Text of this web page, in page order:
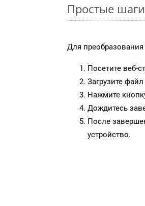
Простые
Для преобразования
Посетите веб-
Загрузите
Нажмите
Дождитесь
После
устройство.